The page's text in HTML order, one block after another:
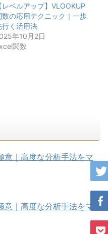
レベルアップ】VLOOKUP
数の応用テクニック｜一歩
行く活用法
年10月2日
関数
意｜高度な分析手法をマ
意｜高度な分析手法をマ